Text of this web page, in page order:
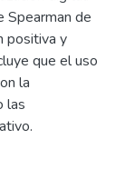
Spearman de
positiva y
que el uso
la
las